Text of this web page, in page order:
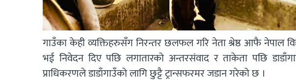
गाउँका केही व्यक्तिहरुसँग निरन्तर छलफल गरि नेता श्रेष्ठ आफै नेपाल
भई निवेदन दिए पछि लगातारको अन्तरसंवाद र ताकेता पछि
प्राधिकरणले डाडाँगाउँको लागि छुट्टै ट्रान्सफरमर जडान गरेको छ ।